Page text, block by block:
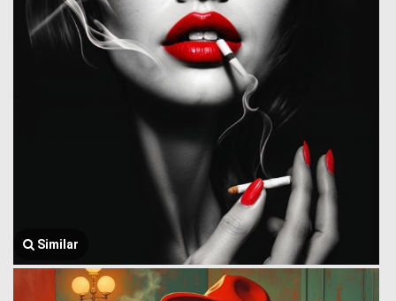
Similar